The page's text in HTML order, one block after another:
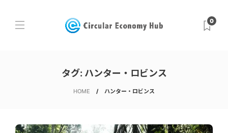
0
タグ: ハンター・ロビンス
HOME ハンター・ロビンス